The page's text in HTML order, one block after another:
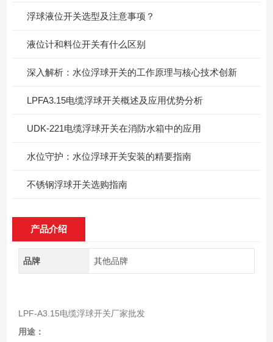
浮球液位开关选型及注意事项？
液位计和料位开关有什么区别
深入解析：水位浮球开关的工作原理与核心技术创新
LPFA3.15电缆浮球开关概述及应用优势分析
UDK-221电缆浮球开关在消防水箱中的应用
水位守护：水位浮球开关安装的精要指南
不锈钢浮球开关选购指南
产品介绍
品牌 其他品牌
LPF-A3.15电缆浮球开关厂家批发
用途：